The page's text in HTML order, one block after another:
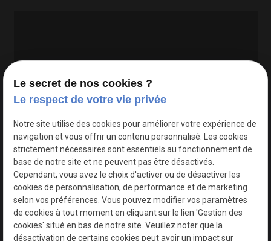
Google Maps Search API est désactivé.
Le secret de nos cookies ?
Le respect de votre vie privée
Notre site utilise des cookies pour améliorer votre expérience de
navigation et vous offrir un contenu personnalisé. Les cookies
strictement nécessaires sont essentiels au fonctionnement de
base de notre site et ne peuvent pas être désactivés.
Cependant, vous avez le choix d'activer ou de désactiver les
cookies de personnalisation, de performance et de marketing
selon vos préférences. Vous pouvez modifier vos paramètres
de cookies à tout moment en cliquant sur le lien 'Gestion des
cookies' situé en bas de notre site. Veuillez noter que la
désactivation de certains cookies peut avoir un impact sur